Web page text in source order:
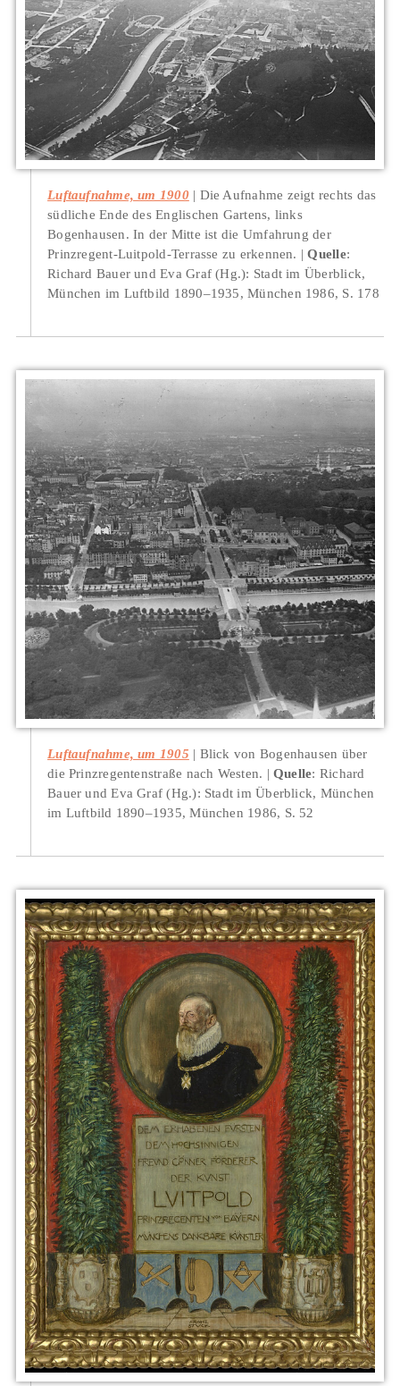
Luftaufnahme, um 1900
Die Aufnahme zeigt rechts das
südliche Ende des Englischen Gartens, links
Bogenhausen. In der Mitte ist die Umfahrung der
Prinzregent-Luitpold-Terrasse zu erkennen.
Quelle:
Richard Bauer und Eva Graf (Hg.): Stadt im Überblick,
München im Luftbild 1890–1935, München 1986, S. 178
Luftaufnahme, um 1905
Blick von Bogenhausen über
die Prinzregentenstraße nach Westen.
Quelle: Richard
Bauer und Eva Graf (Hg.): Stadt im Überblick, München
im Luftbild 1890–1935, München 1986, S. 52